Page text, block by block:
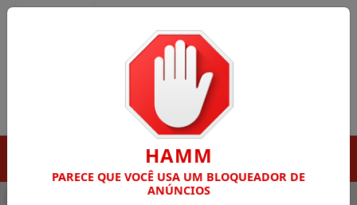
EM PORTO GRANDE COM ATUAÇÃO VOLTADA AO
HAMM
PARECE QUE VOCÊ USA UM BLOQUEADOR DE
ANÚNCIOS